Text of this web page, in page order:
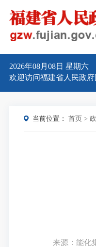
2026年08月08日星期六
欢迎访问福建省人民政
当前位置： 首页 >
来源：能化